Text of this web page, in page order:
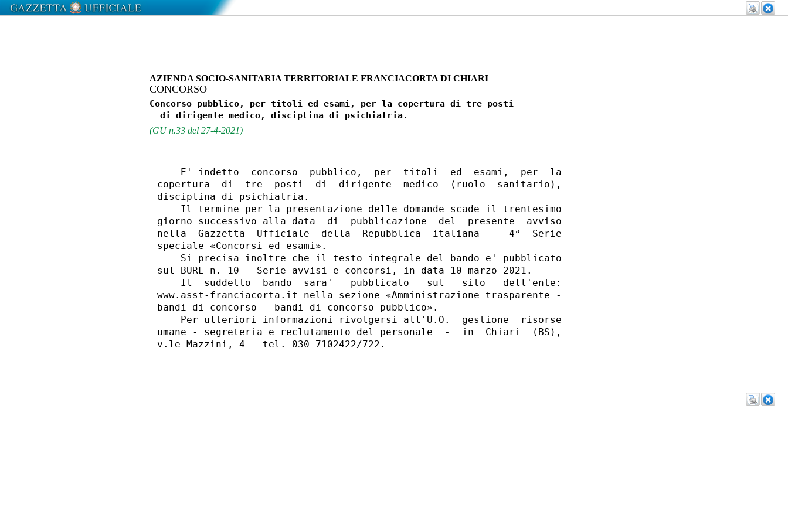
AZIENDA SOCIO-SANITARIA TERRITORIALE FRANCIACORTA DI CHIARI
CONCORSO
Concorso pubblico, per titoli ed esami, per la copertura di tre posti
(GU n.33 del 27-4-2021)
    E' indetto  concorso  pubblico,  per  titoli  ed  esami,  per  la
copertura  di  tre  posti  di  dirigente  medico  (ruolo  sanitario),
disciplina di psichiatria.
    Il termine per la presentazione delle domande scade il trentesimo
giorno successivo alla data  di  pubblicazione  del  presente  avviso
nella  Gazzetta  Ufficiale  della  Repubblica  italiana  -  4ª  Serie
speciale «Concorsi ed esami».
    Si precisa inoltre che il testo integrale del bando e' pubblicato
sul BURL n. 10 - Serie avvisi e concorsi, in data 10 marzo 2021.
    Il  suddetto  bando  sara'   pubblicato   sul   sito   dell'ente:
www.asst-franciacorta.it nella sezione «Amministrazione trasparente -
bandi di concorso - bandi di concorso pubblico».
    Per ulteriori informazioni rivolgersi all'U.O.  gestione  risorse
umane - segreteria e reclutamento del personale  -  in  Chiari  (BS),
v.le Mazzini, 4 - tel. 030-7102422/722.